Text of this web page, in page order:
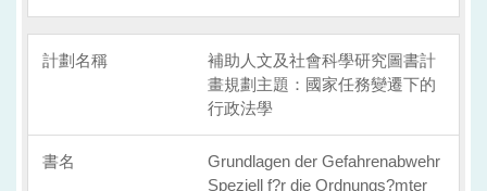
補助人文及社會科學研究圖書計
畫規劃主題：國家任務變遷下的
行政法學
Grundlagen der Gefahrenabwehr
Speziell f?r die Ordnungs?mter